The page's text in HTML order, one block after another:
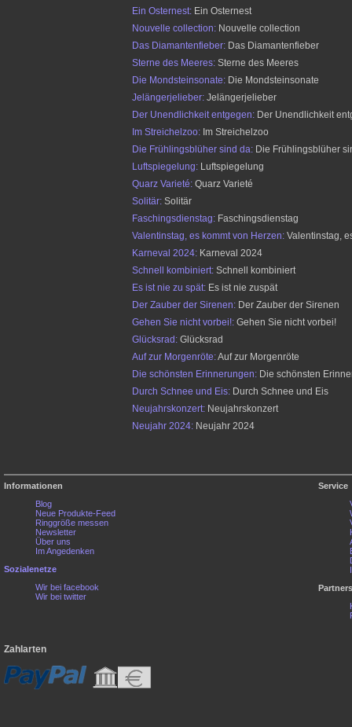
Ein Osternest: Ein Osternest
Nouvelle collection: Nouvelle collection
Das Diamantenfieber: Das Diamantenfieber
Sterne des Meeres: Sterne des Meeres
Die Mondsteinsonate: Die Mondsteinsonate
Jelängerjelieber: Jelängerjelieber
Der Unendlichkeit entgegen: Der Unendlichkeit
Im Streichelzoo: Im Streichelzoo
Die Frühlingsblüher sind da: Die Frühlingsblüher
Luftspiegelung: Luftspiegelung
Quarz Varieté: Quarz Varieté
Solitär: Solitär
Faschingsdienstag: Faschingsdienstag
Valentinstag, es kommt von Herzen: Valentinstag,
Karneval 2024: Karneval 2024
Schnell kombiniert: Schnell kombiniert
Es ist nie zu spät: Es ist nie zuspät
Der Zauber der Sirenen: Der Zauber der Sirenen
Gehen Sie nicht vorbei!: Gehen Sie nicht vorbei!
Glücksrad: Glücksrad
Auf zur Morgenröte:Auf zur Morgenröte
Die schönsten Erinnerungen: Die schönsten
Durch Schnee und Eis: Durch Schnee und Eis
Neujahrskonzert: Neujahrskonzert
Neujahr 2024: Neujahr 2024
Informationen
Blog
Neue Produkte-Feed
Ringgröße messen
Newsletter
Über uns
Im Angedenken
Sozialenetze
Wir bei facebook
Wir bei twitter
Service
Zahlarten